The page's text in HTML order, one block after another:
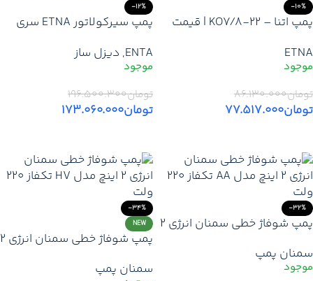
-10%
پمپ اتنا – KO7/8-22 | قیمت
پمپ ETNA ترک
ETNA
تومان۸۶.۱۳۰.۰۰۰
تومان۷۷.۵۱۷.۰۰۰
-12%
پمپ سیرکولاتور ETNA سری
گارانتی
ENTA
, دیزل ساز
تومان۱۹۶.۵۰۰.۳۰۰
تومان۱۷۳.۰۶۰.۰۰۰
-32%
پمپ شوفاژ خطی سمنان انرژی 2
آب گرم
سمنان پمپ
-34%
NEW
پمپ شوفاژ خطی سمنان انرژی 2
گرمایشی
سمنان پمپ